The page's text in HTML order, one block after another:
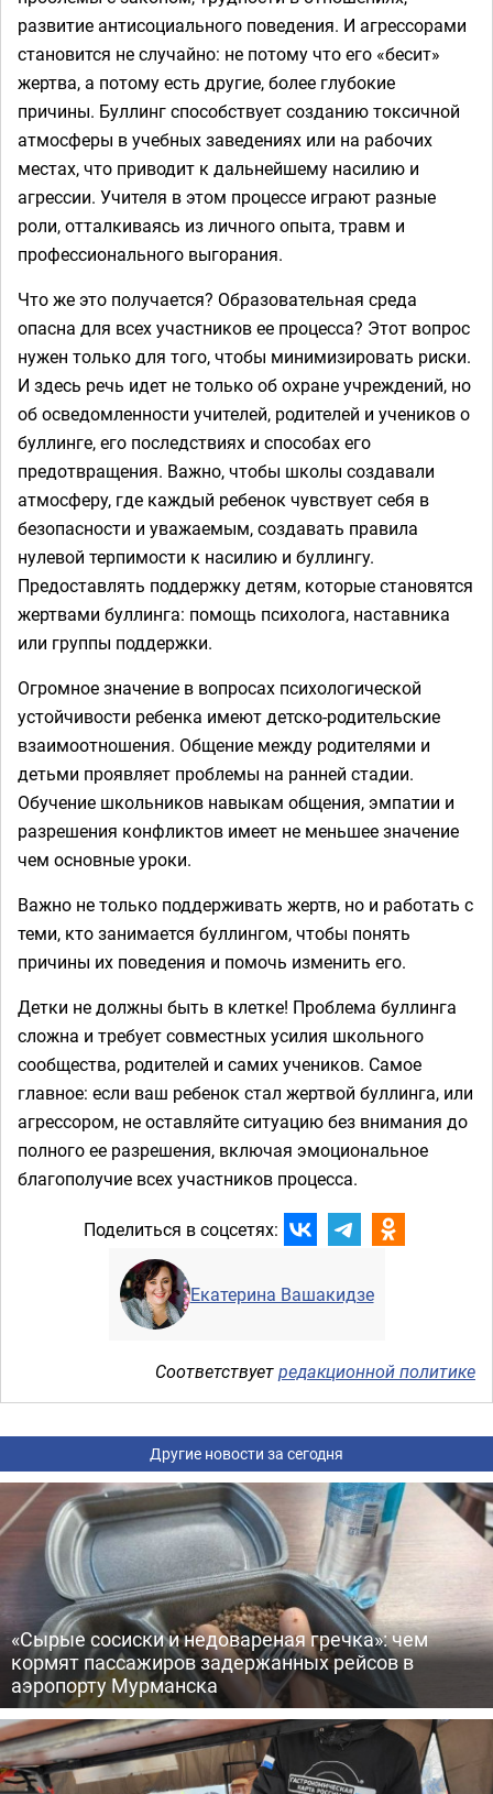
развитие антисоциального поведения. И агрессорами
становится не случайно: не потому что его «бесит»
жертва, а потому есть другие, более глубокие
причины.⁣⁣ Буллинг способствует созданию токсичной
атмосферы в учебных заведениях или на рабочих
местах, что приводит к дальнейшему насилию и
агрессии. Учителя в этом процессе играют разные
роли, отталкиваясь из личного опыта, травм и
профессионального выгорания. ⁣⁣⠀
Что же это получается? Образовательная среда
опасна для всех участников ее процесса? Этот вопрос
нужен только для того, чтобы минимизировать риски.
И здесь речь идет не только об охране учреждений, но
об осведомленности учителей, родителей и учеников о
буллинге, его последствиях и способах его
предотвращения. Важно, чтобы школы создавали
атмосферу, где каждый ребенок чувствует себя в
безопасности и уважаемым, создавать правила
нулевой терпимости к насилию и буллингу.
Предоставлять поддержку детям, которые становятся
жертвами буллинга: помощь психолога, наставника
или группы поддержки. ⁣⁣⠀
Огромное значение в вопросах психологической
устойчивости ребенка имеют детско-родительские
взаимоотношения. Общение между родителями и
детьми проявляет проблемы на ранней стадии.
Обучение школьников навыкам общения, эмпатии и
разрешения конфликтов имеет не меньшее значение
чем основные уроки.
Важно не только поддерживать жертв, но и работать с
теми, кто занимается буллингом, чтобы понять
причины их поведения и помочь изменить его.⁣⁣⠀
Детки не должны быть в клетке! Проблема буллинга
сложна и требует совместных усилия школьного
сообщества, родителей и самих учеников. Самое
главное: если ваш ребенок стал жертвой буллинга, или
агрессором, не оставляйте ситуацию без внимания до
полного ее разрешения, включая эмоциональное
благополучие всех участников процесса. ⁣⁣⠀
Поделиться в соцсетях:
Екатерина Вашакидзе
Соответствуетредакционной политике
Другие новости за сегодня
«Сырые сосиски и недовареная гречка»: чем
кормят пассажиров задержанных рейсов в
аэропорту Мурманска